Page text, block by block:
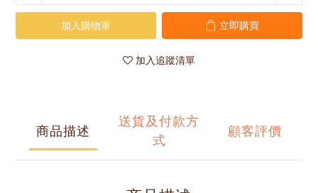
加入購物車 立即購買
加入追蹤清單
商品描述
送貨及付款方
式
顧客評價